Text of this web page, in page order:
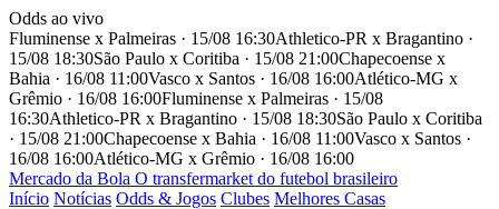
Odds ao vivo
Fluminense x Palmeiras · 15/08 16:30Athletico-PR x Bragantino ·
15/08 18:30São Paulo x Coritiba · 15/08 21:00Chapecoense x
Bahia · 16/08 11:00Vasco x Santos · 16/08 16:00Atlético-MG x
Grêmio · 16/08 16:00Fluminense x Palmeiras · 15/08
16:30Athletico-PR x Bragantino · 15/08 18:30São Paulo x Coritiba
· 15/08 21:00Chapecoense x Bahia · 16/08 11:00Vasco x Santos ·
16/08 16:00Atlético-MG x Grêmio · 16/08 16:00
Mercado da Bola O transfermarket do futebol brasileiro
Início Notícias Odds & Jogos Clubes Melhores Casas